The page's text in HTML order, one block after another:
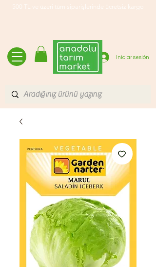
500 TL ve üzeri tüm siparişlerinde ücretsiz kargo
Iniciar sesión